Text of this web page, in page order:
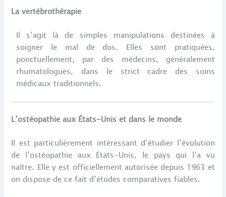
La vertébrothérapie
Il s’agit là de simples manipulations destinées à
soigner le mal de dos. Elles sont pratiquées,
ponctuellement, par des médecins, généralement
rhumatologues, dans le strict cadre des soins
médicaux traditionnels.
L’ostéopathie aux États-Unis et dans le monde
Il est particulièrement intéressant d’étudier l’évolution
de l’ostéopathie aux États-Unis, le pays qui l’a vu
naître. Elle y est officiellement autorisée depuis 1963 et
on dispose de ce fait d’études comparatives fiables.